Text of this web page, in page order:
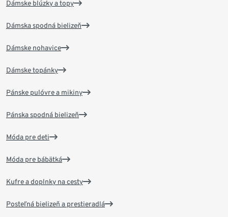
Dámske blúzky a topy
Dámska spodná bielizeň
Dámske nohavice
Dámske topánky
Pánske pulóvre a mikiny
Pánska spodná bielizeň
Móda pre deti
Móda pre bábätká
Kufre a doplnky na cesty
Posteľná bielizeň a prestieradlá